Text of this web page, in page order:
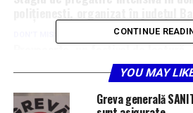
Provocarte, un festival de lectură
CONTINUE
YOU MAY
Greva generală